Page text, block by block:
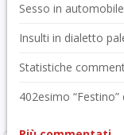
Sesso in
Insulti in dialetto
Statistiche
402esimo